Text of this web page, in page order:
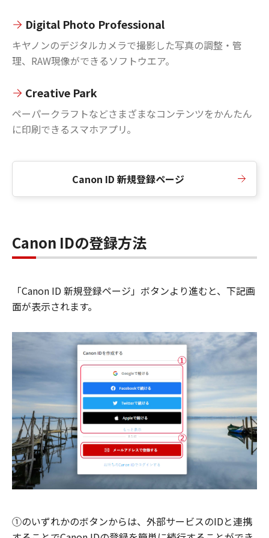
Digital Photo Professional
キヤノンのデジタルカメラで撮影した写真の調整・管
理、RAW現像ができるソフトウエア。
Creative Park
ペーパークラフトなどさまざまなコンテンツをかんたん
に印刷できるスマホアプリ。
Canon ID 新規登録ページ
Canon IDの登録方法
「Canon ID 新規登録ページ」ボタンより進むと、下記画
面が表示されます。
①のいずれかのボタンからは、外部サービスのIDと連携